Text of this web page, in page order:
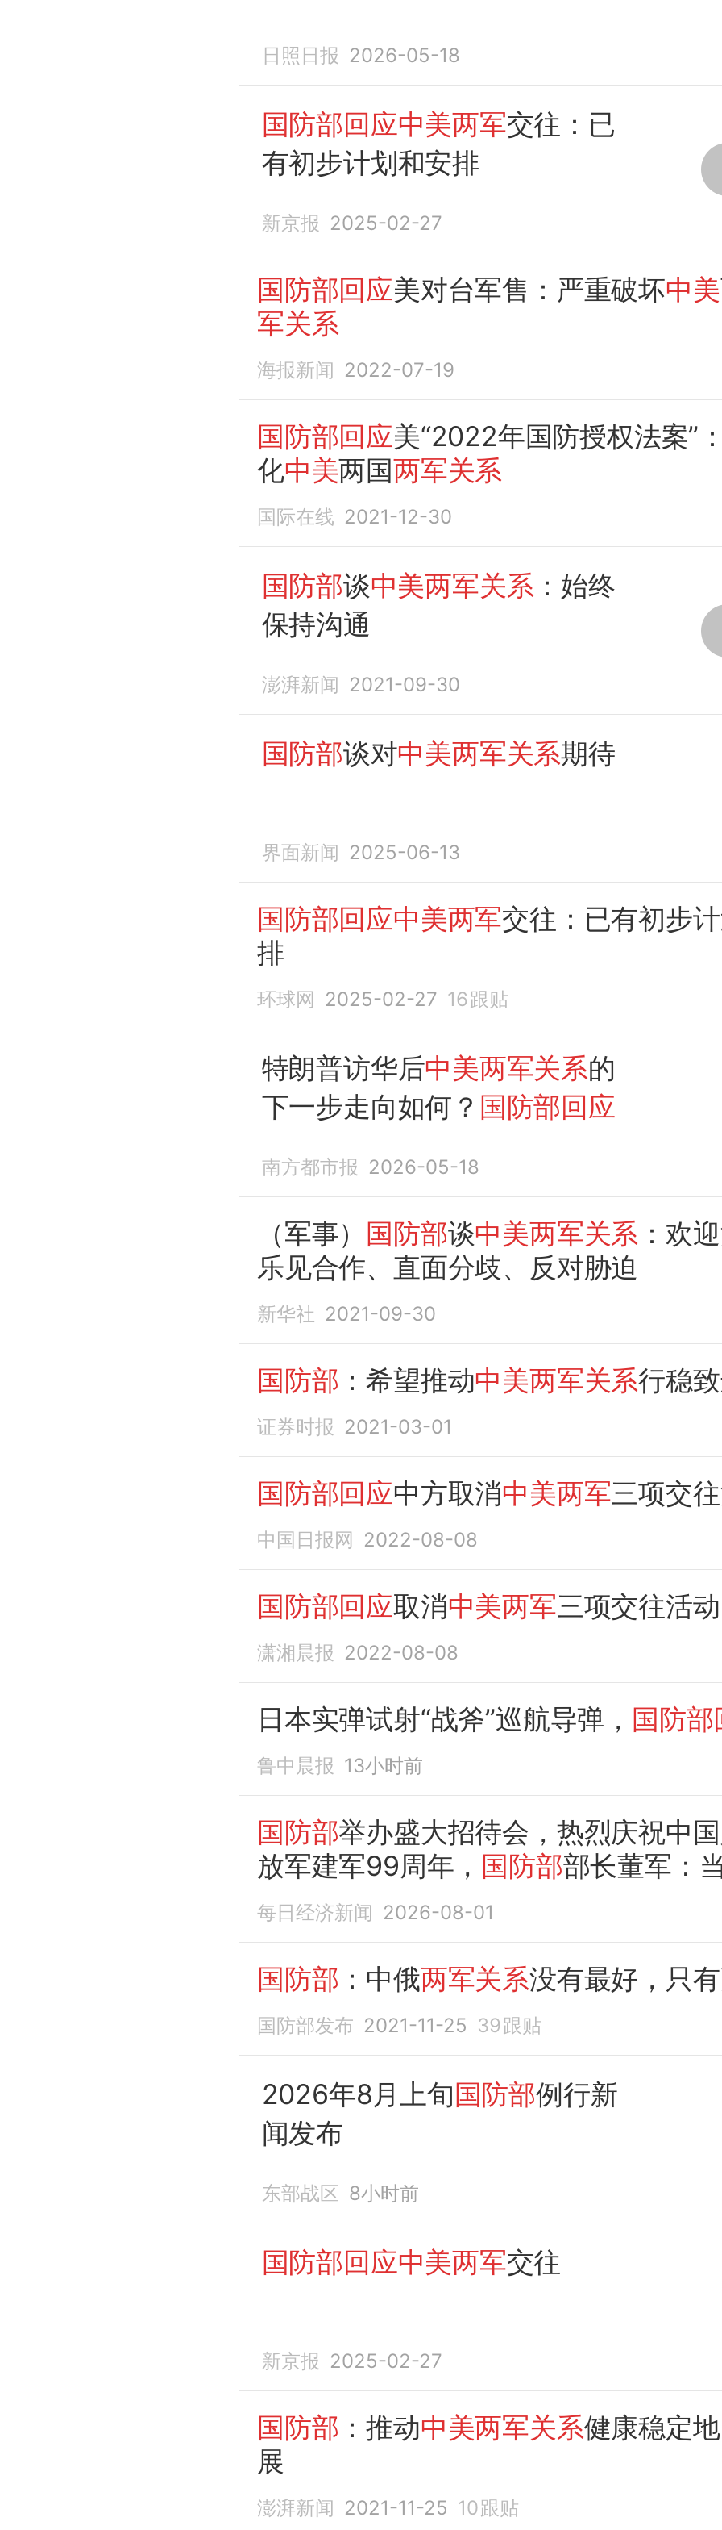
日照日报 2026-05-18
国防部回应中美两军交往：已
有初步计划和安排
新京报 2025-02-27
国防部回应美对台军售：严重破坏中美
军关系
海报新闻 2022-07-19
国防部回应美“2022年国防授权法案”
化中美两国两军关系
国际在线 2021-12-30
国防部谈中美两军关系 ：始终
保持沟通
澎湃新闻 2021-09-30
国防部谈对中美两军关系期待
界面新闻 2025-06-13
国防部回应中美两军交往：已有初步
排
环球网 2025-02-27 16跟贴
特朗普访华后中美两军关系的
下一步走向如何？ 国防部回应
南方都市报 2026-05-18
（军事） 国防部谈中美两军关系 ：欢
乐见合作、直面分歧、反对胁迫
新华社 2021-09-30
国防部 ：希望推动中美两军关系行稳
证券时报 2021-03-01
国防部回应中方取消中美两军三项交
中国日报网 2022-08-08
国防部回应取消中美两军三项交往活动
潇湘晨报 2022-08-08
日本实弹试射“战斧”巡航导弹， 国防部
鲁中晨报 13小时前
国防部举办盛大招待会，热烈庆祝中
放军建军99周年， 国防部部长董军：
统一的稳固底牌
每日经济新闻 2026-08-01
国防部 ：中俄两军关系没有最好，只
国防部发布 2021-11-25 39跟贴
2026年8月上旬国防部例行新
闻发布
东部战区 8小时前
国防部回应中美两军交往
新京报 2025-02-27
国防部 ：推动中美两军关系健康稳定
展
澎湃新闻 2021-11-25 10跟贴